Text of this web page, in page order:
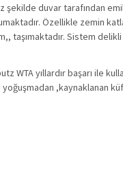
şekilde duvar tarafından
Özellikle zemin
taşımaktadır. Sistem
yıllardır başarı ile
,kaynaklanan küf